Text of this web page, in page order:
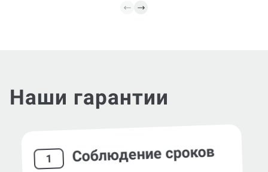
Наши гарантии
1 Соблюдение сроков